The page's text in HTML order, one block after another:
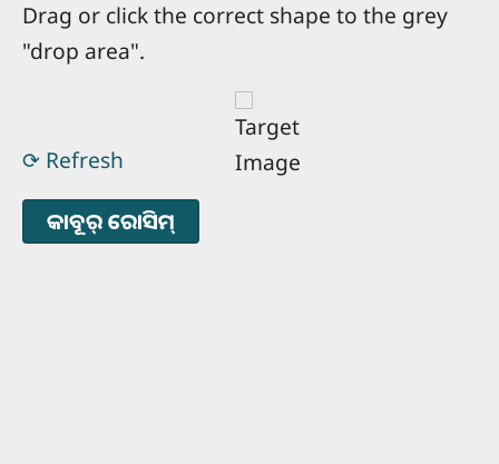
Drag or click the correct shape to the grey
"drop area".
⟳ Refresh